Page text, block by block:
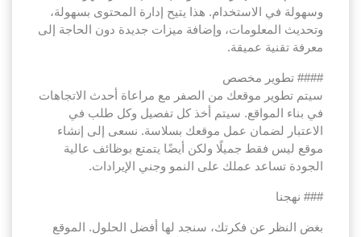
وسهولة في الاستخدام. هذا يتيح إدارة المحتوى بسهولة،
وتحديث المعلومات، وإضافة ميزات جديدة دون الحاجة إلى
معرفة تقنية عميقة.
#### تطوير مخصص
سيتم تطوير موقعك من الصفر مع مراعاة أحدث الاتجاهات
في بناء المواقع. سيتم أخذ كل تفصيل وكل طلب في
الاعتبار لضمان عمل موقعك بسلاسة. نسعى إلى إنشاء
موقع ليس فقط جميلًا ولكن أيضًا يتمتع بوظائف عالية
الجودة تساعد عملك على النمو وجني الإيرادات.
### نهجنا
بغض النظر عن فكرتك، سنجد لها أفضل الحلول. الموقع